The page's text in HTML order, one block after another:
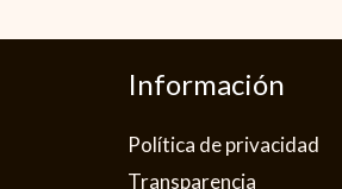
Información
Política de privacidad​
Transparencia